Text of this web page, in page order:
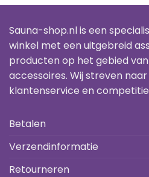
Sauna-shop.nl is een
winkel met een uitgebreid
producten op het gebied
accessoires. Wij streven
klantenservice en
Betalen
Verzendinformatie
Retourneren